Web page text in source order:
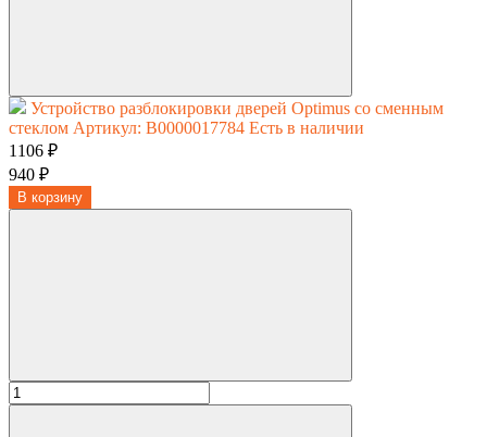
Устройство разблокировки дверей Optimus со сменным
стеклом Артикул: В0000017784 Есть в наличии
1106 ₽
940 ₽
В корзину